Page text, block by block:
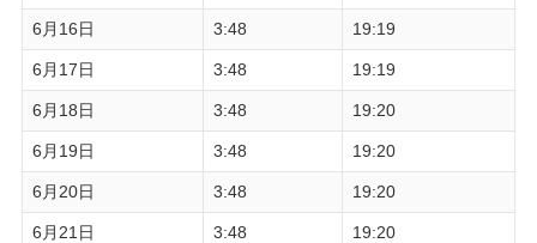
6月16日 3:48 19:19
6月17日 3:48 19:19
6月18日 3:48 19:20
6月19日 3:48 19:20
6月20日 3:48 19:20
6月21日 3:48 19:20